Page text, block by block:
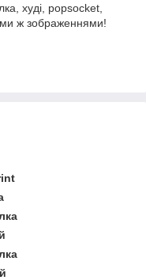
худі, popsocket,
ж зображеннями!